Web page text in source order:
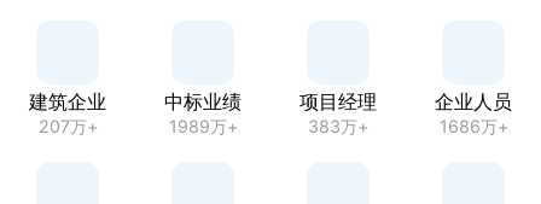
建筑企业
207万+
中标业绩
1989万+
项目经理
383万+
企业人员
1686万+